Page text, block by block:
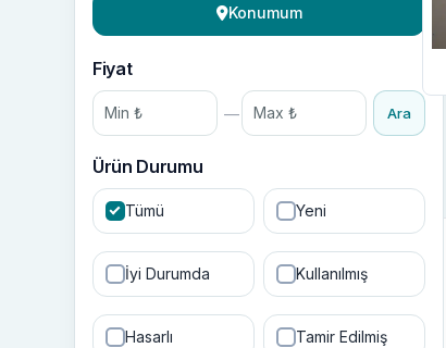
Konumum
Fiyat
— Ara
Ürün Durumu
Tümü Yeni
İyi Durumda Kullanılmış
Hasarlı Tamir Edilmiş